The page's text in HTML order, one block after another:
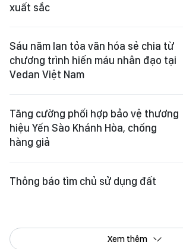
xuất sắc
Sáu năm lan tỏa văn hóa sẻ chia từ
chương trình hiến máu nhân đạo tại
Vedan Việt Nam
Tăng cường phối hợp bảo vệ thương
hiệu Yến Sào Khánh Hòa, chống
hàng giả
Thông báo tìm chủ sử dụng đất
Xem thêm